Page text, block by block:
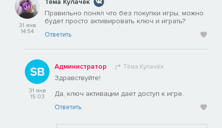
31 янв
14:54
Правильно понял что без покупки игры, можно
будет просто активировать ключ и играть?
Ответить
31 янв
15:03
Администратор Тёма Кулачёк
Здравствуйте!
Да, ключ активации дает доступ к игре.
Ответить